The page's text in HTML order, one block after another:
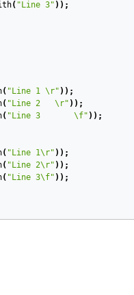
( "Line 3" ));
( "Line 1 \r" ));
( "Line 2   \r" ));
( "Line 3       \f" ));
( "Line 1\r" ));
( "Line 2\r" ));
( "Line 3\f" ));